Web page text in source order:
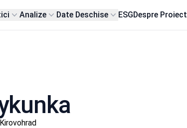
Analize Date Deschise ESGDespre Proiect